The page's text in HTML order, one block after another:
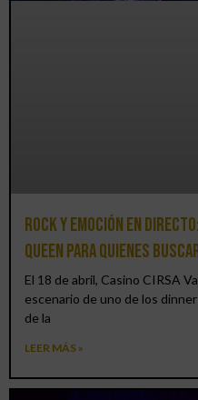
Rock y emoción en
Queen para quienes
El 18 de abril, Casino CIRSA
escenario de uno de los
de la
LEER MÁS »